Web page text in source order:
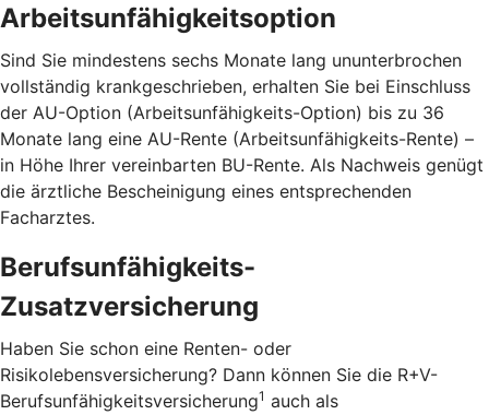
Arbeitsunfähigkeitsoption
Sind Sie mindestens sechs Monate lang ununterbrochen
vollständig krankgeschrieben, erhalten Sie bei Einschluss
der AU-Option (Arbeitsunfähigkeits-Option) bis zu 36
Monate lang eine AU-Rente (Arbeitsunfähigkeits-Rente) –
in Höhe Ihrer vereinbarten BU-Rente. Als Nachweis genügt
die ärztliche Bescheinigung eines entsprechenden
Facharztes.
Berufsunfähigkeits-
Zusatzversicherung
Haben Sie schon eine Renten- oder
Risikolebensversicherung? Dann können Sie die R+V-
Berufsunfähigkeitsversicherung1 auch als